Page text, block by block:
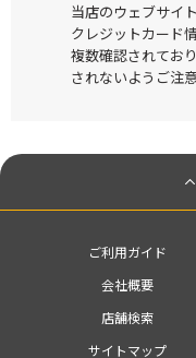
当店のウェブサイ
クレジットカード
複数確認されてお
されないようご注
ご利用ガイド
会社概要
店舗検索
サイトマップ